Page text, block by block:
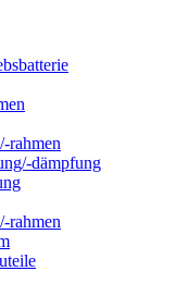
rahmen
dämpfung
rahmen